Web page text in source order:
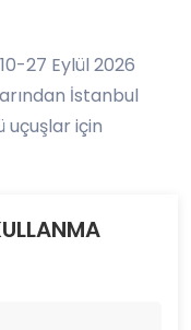
27 Eylül 2026
İstanbul
uçuşlar için